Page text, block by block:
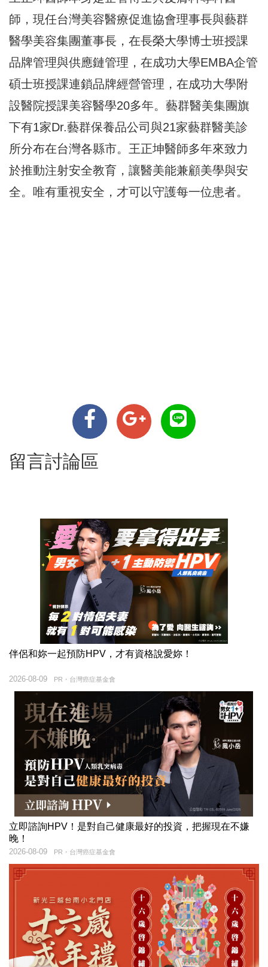
師，現任台灣美容醫療促進協會理事長與藝群
醫學美容集團董事長，在長榮大學博士班授課
品牌管理與供應鏈管理，在成功大學EMBA企管
碩士班授課連鎖品牌經營管理，在成功大學附
設醫院授課美容醫學20多年。藝群醫美集團旗
下有1家Dr.藝群保養品公司與21家藝群醫美診
所分布在台灣各縣市。王正坤醫師多年來致力
於推動注射安全教育，讓醫美能兼顧美學與安
全。唯有重視安全，才可以守護每一位患者。
留言討論區
伴侶和妳一起預防HPV，才有資格說愛妳！
PR・台灣癌症基金會
2026-08-09
立即諮詢HPV！是對自己健康最好的投資，把握現在不嫌
晚！
PR・台灣癌症基金會
2026-08-09